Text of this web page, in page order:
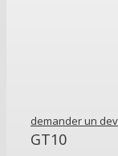
demander un
GT10